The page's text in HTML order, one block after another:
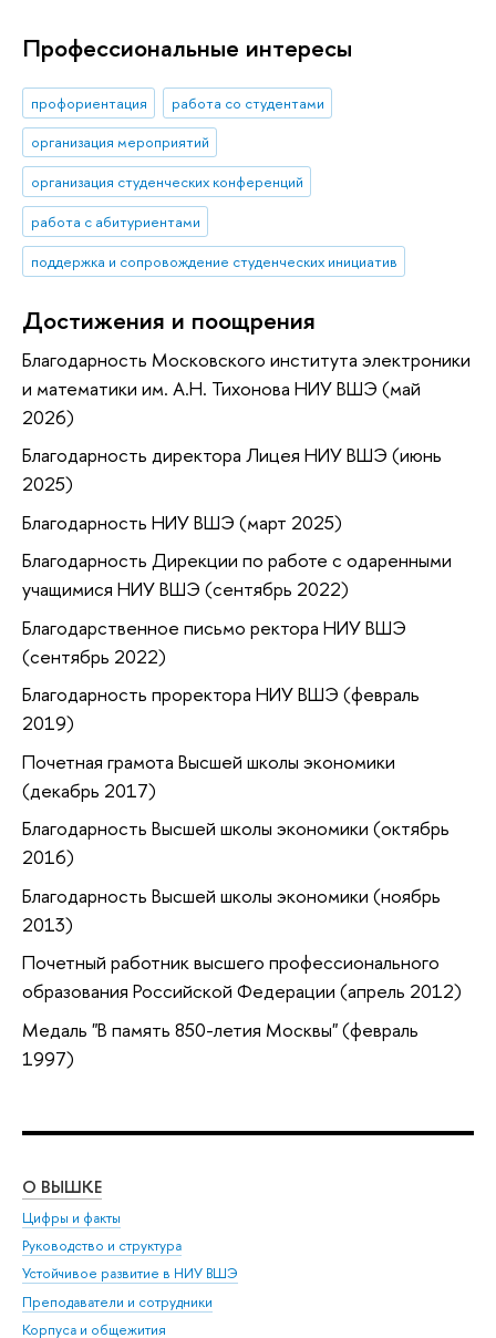
Профессиональные интересы
профориентация
работа со студентами
организация мероприятий
организация студенческих конференций
работа с абитуриентами
поддержка и сопровождение студенческих инициатив
Достижения и поощрения
Благодарность Московского института электроники
и математики им. А.Н. Тихонова НИУ ВШЭ (май
2026)
Благодарность директора Лицея НИУ ВШЭ (июнь
2025)
Благодарность НИУ ВШЭ (март 2025)
Благодарность Дирекции по работе с одаренными
учащимися НИУ ВШЭ (сентябрь 2022)
Благодарственное письмо ректора НИУ ВШЭ
(сентябрь 2022)
Благодарность проректора НИУ ВШЭ (февраль
2019)
Почетная грамота Высшей школы экономики
(декабрь 2017)
Благодарность Высшей школы экономики (октябрь
2016)
Благодарность Высшей школы экономики (ноябрь
2013)
Почетный работник высшего профессионального
образования Российской Федерации (апрель 2012)
Медаль "В память 850-летия Москвы" (февраль
1997)
О ВЫШКЕ
Цифры и факты
Руководство и структура
Устойчивое развитие в НИУ ВШЭ
Преподаватели и сотрудники
Корпуса и общежития